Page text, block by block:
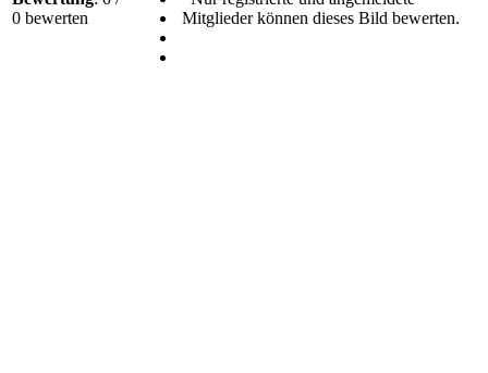
0 bewerten
Mitglieder können dieses Bild bewerten.